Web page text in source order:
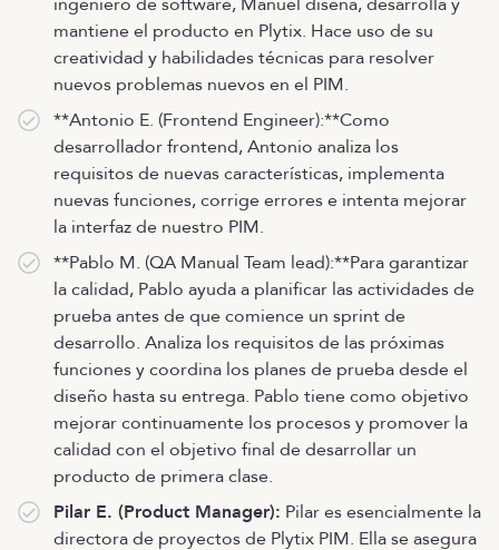
mantiene el producto en Plytix. Hace uso de su
creatividad y habilidades técnicas para resolver
nuevos problemas nuevos en el PIM.
**Antonio E. (Frontend Engineer):**Como
desarrollador frontend, Antonio analiza los
requisitos de nuevas características, implementa
nuevas funciones, corrige errores e intenta mejorar
la interfaz de nuestro PIM.
**Pablo M. (QA Manual Team lead):**Para garantizar
la calidad, Pablo ayuda a planificar las actividades de
prueba antes de que comience un sprint de
desarrollo. Analiza los requisitos de las próximas
funciones y coordina los planes de prueba desde el
diseño hasta su entrega. Pablo tiene como objetivo
mejorar continuamente los procesos y promover la
calidad con el objetivo final de desarrollar un
producto de primera clase.
Pilar E. (Product Manager): Pilar es esencialmente la
directora de proyectos de Plytix PIM. Ella se asegura